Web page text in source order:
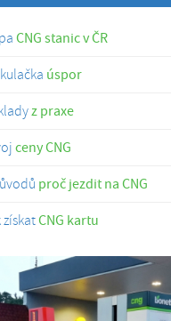
CNG stanic v ČR
úspor
z praxe
ceny CNG
proč jezdit na CNG
získatCNG kartu